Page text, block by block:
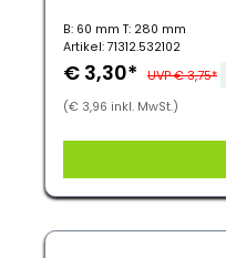
B: 60 mm T: 280 mm
Artikel: 71312.532102
€ 3,30* UVP € 3,75*
(€ 3,96 inkl. MwSt.)